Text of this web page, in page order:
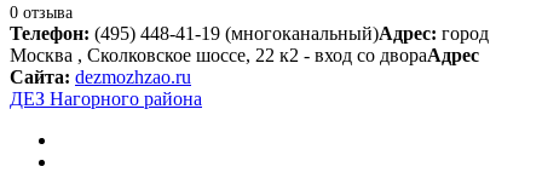
0 отзыва
Телефон: (495) 448-41-19 (многоканальный)Адрес: город
Москва , Сколковское шоссе, 22 к2 - вход со двораАдрес
Сайта: dezmozhzao.ru
ДЕЗ Нагорного района